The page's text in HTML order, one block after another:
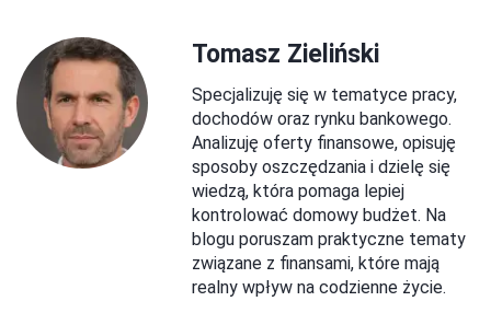
Tomasz Zieliński
Specjalizuję się w tematyce pracy,
dochodów oraz rynku bankowego.
Analizuję oferty finansowe, opisuję
sposoby oszczędzania i dzielę się
wiedzą, która pomaga lepiej
kontrolować domowy budżet. Na
blogu poruszam praktyczne tematy
związane z finansami, które mają
realny wpływ na codzienne życie.